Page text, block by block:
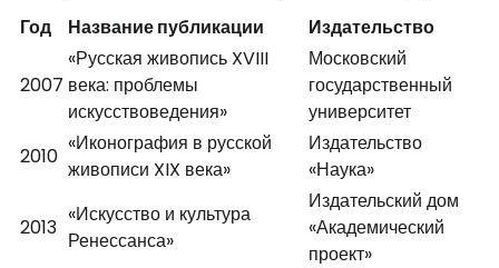
Год
Название публикации Издательство
2007
«Русская живопись XVIII
века: проблемы
искусствоведения»
Московский
государственный
университет
2010
«Иконография в русской
живописи XIX века»
Издательство
«Наука»
2013
«Искусство и культура
Ренессанса»
Издательский дом
«Академический
проект»